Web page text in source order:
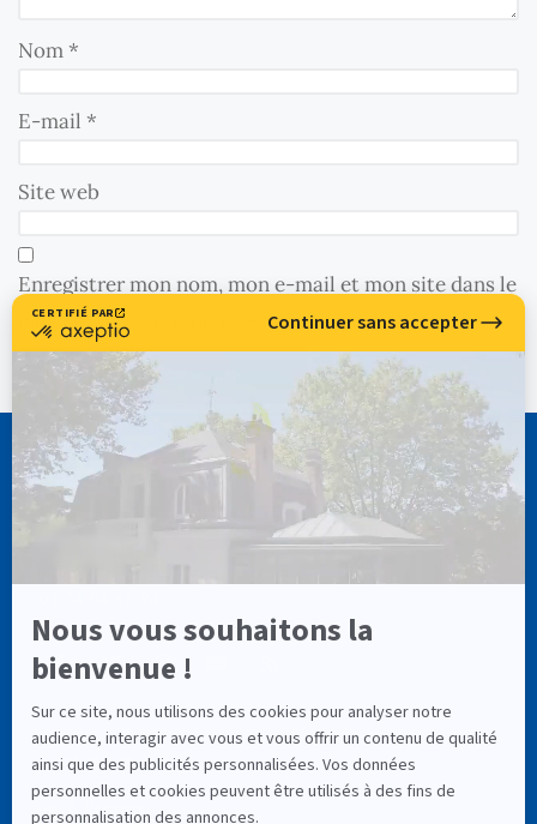
Nom*
E-mail *
Site web
Enregistrer mon nom, mon e-mail et mon site dans le
navigateur pour mon prochain commentaire.
CASSIOPÉE FORMATION
LIENS UTILES
À Propos